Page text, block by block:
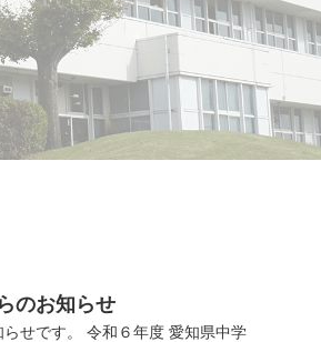
のお知らせ
せです。 令和６年度 愛知県中学